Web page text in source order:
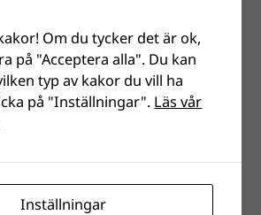
Om du tycker det är ok,
på "Acceptera alla". Du kan
typ av kakor du vill ha
på "Inställningar". Läs vår
Inställningar